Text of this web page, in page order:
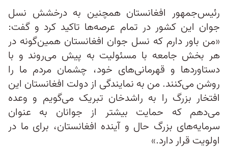
رئیس‌جمهور افغانستان همچنین به درخشش نسل
جوان این کشور در تمام‌ عرصه‌ها تاکید کرد و گفت:
«من باور دارم که نسل جوان افغانستان همین‌گونه در
هر بخش جامعه با مسئولیت به پیش می‌روند و با
دستاوردها و قهرمانی‌های خود، چشمان مردم ما را
روشن می‌کنند. من به نمایندگی از دولت افغانستان این
افتخار بزرگ را به راشدخان تبریک می‌گویم و وعده
می‌دهم که حمایت بیشتر از جوانان به عنوان
سرمایه‌های بزرگ حال و آینده افغانستان، برای ما در
اولویت‌ قرار دارد.»